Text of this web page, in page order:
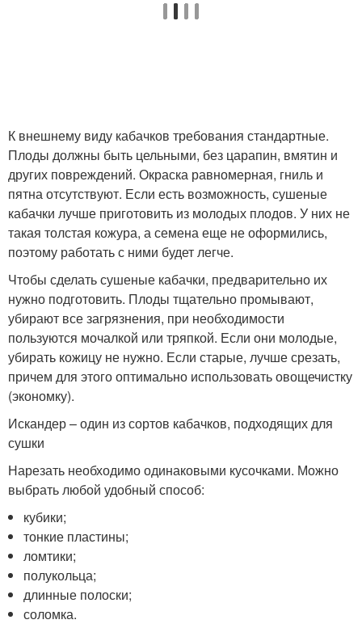
К внешнему виду кабачков требования стандартные.
Плоды должны быть цельными, без царапин, вмятин и
других повреждений. Окраска равномерная, гниль и
пятна отсутствуют. Если есть возможность, сушеные
кабачки лучше приготовить из молодых плодов. У них не
такая толстая кожура, а семена еще не оформились,
поэтому работать с ними будет легче.
Чтобы сделать сушеные кабачки, предварительно их
нужно подготовить. Плоды тщательно промывают,
убирают все загрязнения, при необходимости
пользуются мочалкой или тряпкой. Если они молодые,
убирать кожицу не нужно. Если старые, лучше срезать,
причем для этого оптимально использовать овощечистку
(экономку).
Искандер – один из сортов кабачков, подходящих для
сушки
Нарезать необходимо одинаковыми кусочками. Можно
выбрать любой удобный способ:
кубики;
тонкие пластины;
ломтики;
полукольца;
длинные полоски;
соломка.